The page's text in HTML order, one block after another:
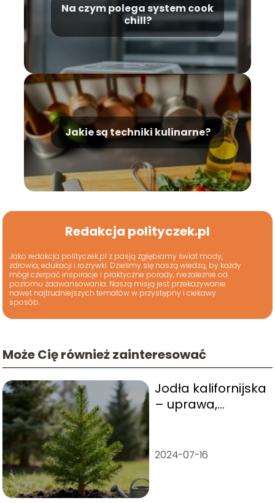
Na czym polega system cook
chill?
Jakie są techniki kulinarne?
Redakcja polityczek.pl
Jako redakcja polityczek.pl z pasją zgłębiamy świat mody,
zdrowia, edukacji i rozrywki. Dzielimy się naszą wiedzą, by każdy
mógł czerpać inspiracje i praktyczne porady, niezależnie od
poziomu zaawansowania. Naszą misją jest przekazywanie
nawet najtrudniejszych tematów w przystępny i ciekawy
sposób.
Może Cię również zainteresować
Jodła kalifornijska
– uprawa,
2024-07-16